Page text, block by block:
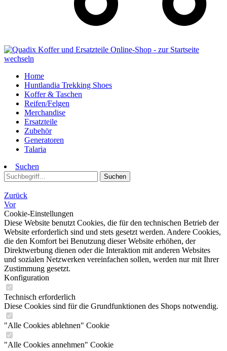
Home
Huntlandia Trekking Shoes
Koffer & Taschen
Reifen/Felgen
Merchandise
Ersatzteile
Zubehör
Generatoren
Talaria
Suchen
Suchen
Zurück
Vor
Cookie-Einstellungen
Diese Website benutzt Cookies, die für den technischen Betrieb der
Website erforderlich sind und stets gesetzt werden. Andere Cookies,
die den Komfort bei Benutzung dieser Website erhöhen, der
Direktwerbung dienen oder die Interaktion mit anderen Websites
und sozialen Netzwerken vereinfachen sollen, werden nur mit Ihrer
Zustimmung gesetzt.
Konfiguration
Technisch erforderlich
Diese Cookies sind für die Grundfunktionen des Shops notwendig.
"Alle Cookies ablehnen" Cookie
"Alle Cookies annehmen" Cookie